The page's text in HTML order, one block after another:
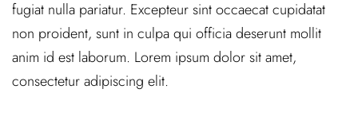
fugiat nulla pariatur. Excepteur sint occaecat cupidatat
non proident, sunt in culpa qui officia deserunt mollit
anim id est laborum. Lorem ipsum dolor sit amet,
consectetur adipiscing elit.